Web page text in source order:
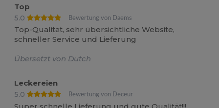
Top
5.0
Bewertung von Daems
Top-Qualität, sehr übersichtliche Website,
schneller Service und Lieferung
Übersetzt von Dutch
Leckereien
5.0
Bewertung von Deceur